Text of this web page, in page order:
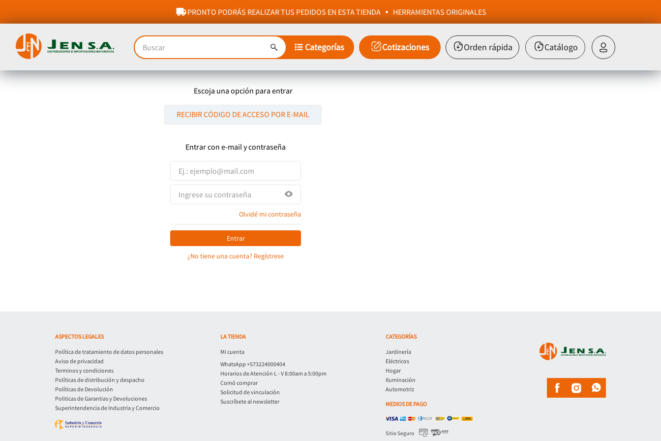
PRONTO PODRÁS REALIZAR TUS PEDIDOS EN ESTA TIENDA HERRAMIENTAS ORIGINALES
Buscar
Categorías Cotizaciones Orden rápida Catálogo
Escoja una opción para entrar
RECIBIR CÓDIGO DE ACCESO POR E-MAIL
Entrar con e-mail y contraseña
Olvidé mi contraseña
Entrar
¿No tiene una cuenta? Regístrese
ASPECTOS LEGALES
Política de tratamiento de datos personales
Aviso de privacidad
Terminos y condiciones
Políticas de distribución y despacho
Políticas de Devolución
Politicas de Garantias y Devoluciones
Superintendencia de Industria y Comercio
LA TIENDA
Mi cuenta
WhatsApp +573224000404
Horarios de Atención L - V 8:00am a 5:00pm
Comó comprar
Solicitud de vinculación
Suscríbete al newsletter
CATEGORÍAS
Jardinería
Eléctricos
Hogar
Iluminación
Automotriz
MEDIOS DE PAGO
Sitio Seguro